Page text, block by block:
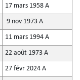
17 mars 1958 A
9 nov 1973 A
11 mars 1994 A
22 août 1973 A
27 févr 2024 A